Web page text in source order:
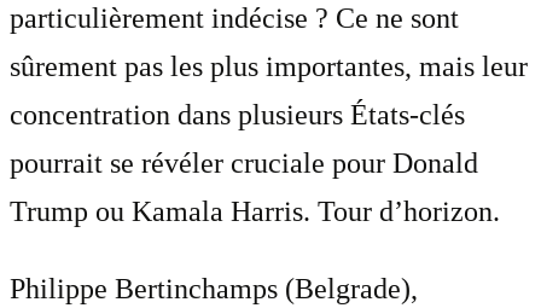
particulièrement indécise ? Ce ne sont
sûrement pas les plus importantes, mais leur
concentration dans plusieurs États-clés
pourrait se révéler cruciale pour Donald
Trump ou Kamala Harris. Tour d’horizon.
Philippe Bertinchamps (Belgrade),